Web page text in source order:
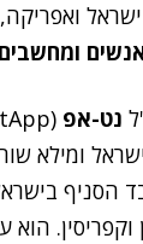
ואפריקה,
ומחשבים
נט-אפ
אפ בישראל
הסניף